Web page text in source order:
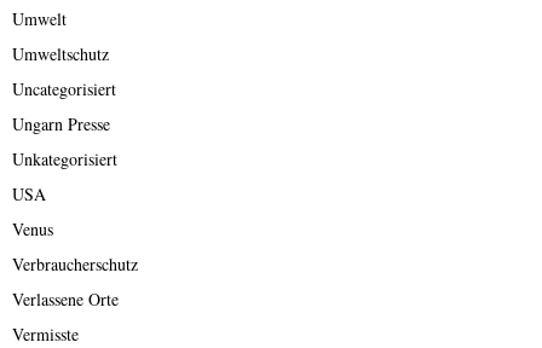
Umwelt
Umweltschutz
Uncategorisiert
Ungarn Presse
Unkategorisiert
USA
Venus
Verbraucherschutz
Verlassene Orte
Vermisste